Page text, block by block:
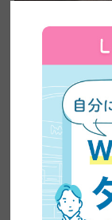
ここからは福島で
＊それぞれの詳細
次項で紹介してい
受講
形式
or